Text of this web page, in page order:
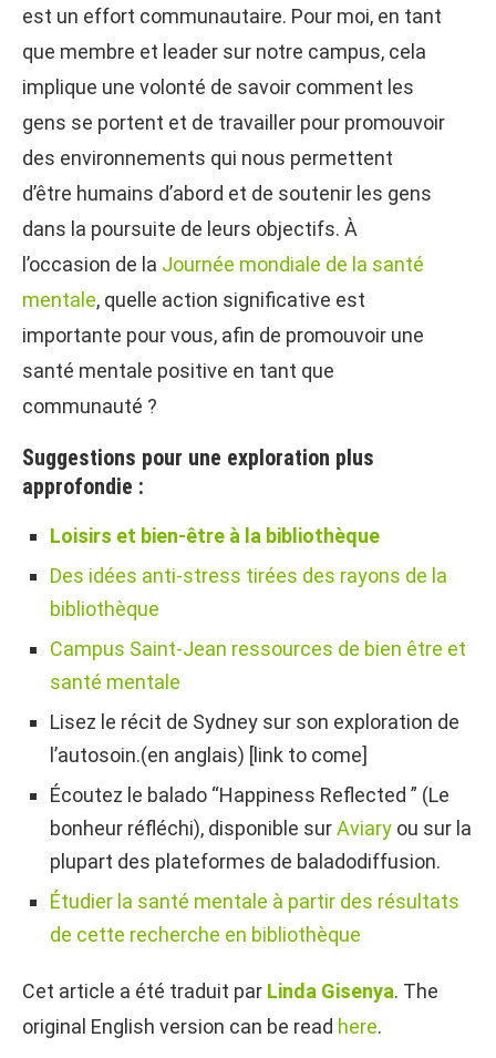
est un effort communautaire. Pour moi, en tant
que membre et leader sur notre campus, cela
implique une volonté de savoir comment les
gens se portent et de travailler pour promouvoir
des environnements qui nous permettent
d’être humains d’abord et de soutenir les gens
dans la poursuite de leurs objectifs. À
l’occasion de la Journée mondiale de la santé
mentale, quelle action significative est
importante pour vous, afin de promouvoir une
santé mentale positive en tant que
communauté ?
Suggestions pour une exploration plus
approfondie :
Loisirs et bien-être à la bibliothèque
Des idées anti-stress tirées des rayons de la
bibliothèque
Campus Saint-Jean ressources de bien être et
santé mentale
Lisez le récit de Sydney sur son exploration de
l’autosoin.(en anglais) [link to come]
Écoutez le balado “Happiness Reflected ” (Le
bonheur réfléchi), disponible surAviary ou sur la
plupart des plateformes de baladodiffusion.
Étudier la santé mentale à partir des résultats
de cette recherche en bibliothèque
Cet article a été traduit par Linda Gisenya. The
original English version can be read here.